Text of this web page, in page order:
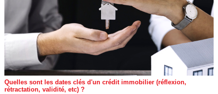
Quelles sont les dates clés d'un crédit immobilier (réflexion,
rétractation, validité, etc) ?